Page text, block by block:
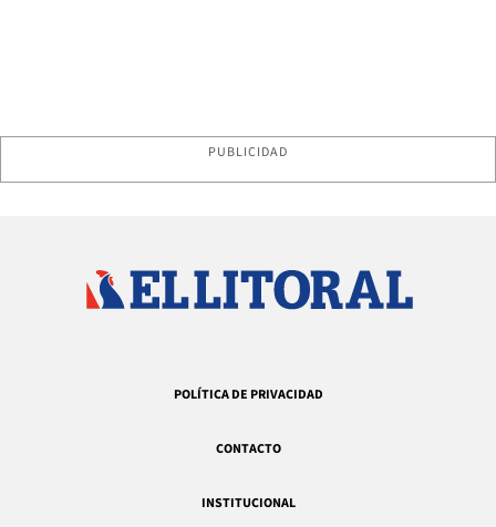
PUBLICIDAD
POLÍTICA DE PRIVACIDAD
CONTACTO
INSTITUCIONAL